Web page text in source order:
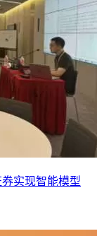
实现智能模型